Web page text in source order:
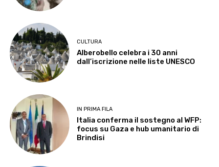
CULTURA
Alberobello celebra i 30 anni
dall’iscrizione nelle liste UNESCO
IN PRIMA FILA
Italia conferma il sostegno al WFP:
focus su Gaza e hub umanitario di
Brindisi